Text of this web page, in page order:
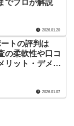
でプロが解説
2026.01.20
トの評判は
の柔軟性や口コ
リット・デメリ
2026.01.07